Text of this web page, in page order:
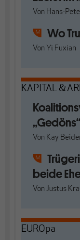
Von Hans-
Wo
Von Yi Fuxian
KAPITAL &
„Gedöns“
Von Kay
beide
Von Justus
EUROpa